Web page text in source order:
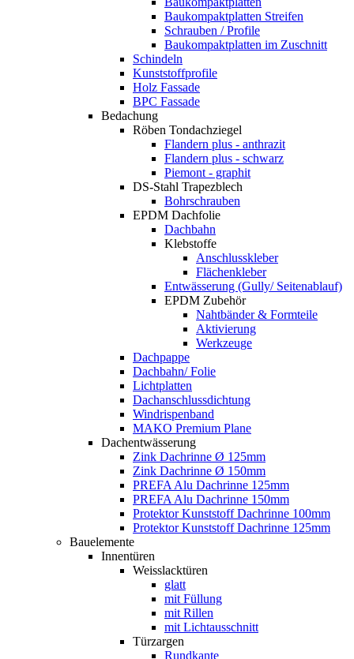
Baukompaktplatten Streifen
Schrauben / Profile
Baukompaktplatten im Zuschnitt
Schindeln
Kunststoffprofile
Holz Fassade
BPC Fassade
Bedachung
Röben Tondachziegel
Flandern plus - anthrazit
Flandern plus - schwarz
Piemont - graphit
DS-Stahl Trapezblech
Bohrschrauben
EPDM Dachfolie
Dachbahn
Klebstoffe
Anschlusskleber
Flächenkleber
Entwässerung (Gully/ Seitenablauf)
EPDM Zubehör
Nahtbänder & Formteile
Aktivierung
Werkzeuge
Dachpappe
Dachbahn/ Folie
Lichtplatten
Dachanschlussdichtung
Windrispenband
MAKO Premium Plane
Dachentwässerung
Zink Dachrinne Ø 125mm
Zink Dachrinne Ø 150mm
PREFA Alu Dachrinne 125mm
PREFA Alu Dachrinne 150mm
Protektor Kunststoff Dachrinne 100mm
Protektor Kunststoff Dachrinne 125mm
Bauelemente
Innentüren
Weisslacktüren
glatt
mit Füllung
mit Rillen
mit Lichtausschnitt
Türzargen
Rundkante